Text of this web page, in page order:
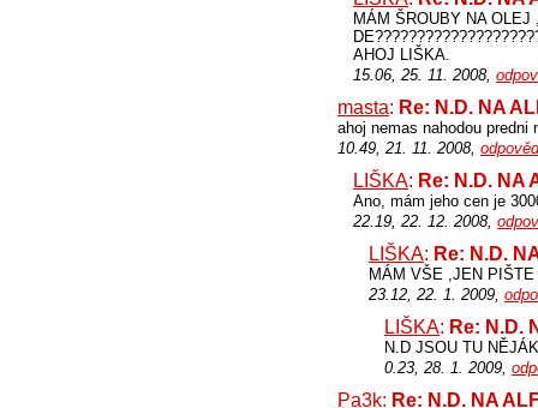
MÁM ŠROUBY NA
AHOJ LIŠKA.
15.06, 25. 11. 2008,
masta: Re: N.D. NA
ahoj nemas nahodou predni
10.49, 21. 11. 2008,
LIŠKA: Re: N.D. NA
Ano, mám jeho cen je
22.19, 22. 12. 2008,
LIŠKA: Re: N.D.
MÁM VŠE ,JEN
23.12, 22. 1. 2009,
LIŠKA: Re: N.D.
N.D JSOU TU
0.23, 28. 1. 2009,
Pa3k: Re: N.D. NA